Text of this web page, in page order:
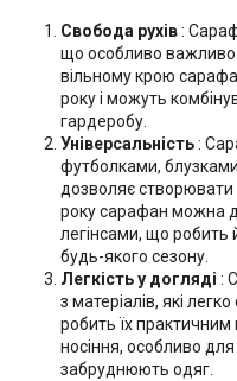
Свобода рухів:
що особливо важливо
вільному крою
року і можуть
гардеробу.
Універсальність:
футболками,
дозволяє створювати
року сарафан можна
легінсами, що робить
будь-якого сезону.
Легкість у догляді :
з матеріалів, які
робить їх
носіння, особливо для
забруднюють одяг.